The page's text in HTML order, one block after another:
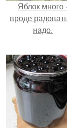
Яблок много
вроде
надо.